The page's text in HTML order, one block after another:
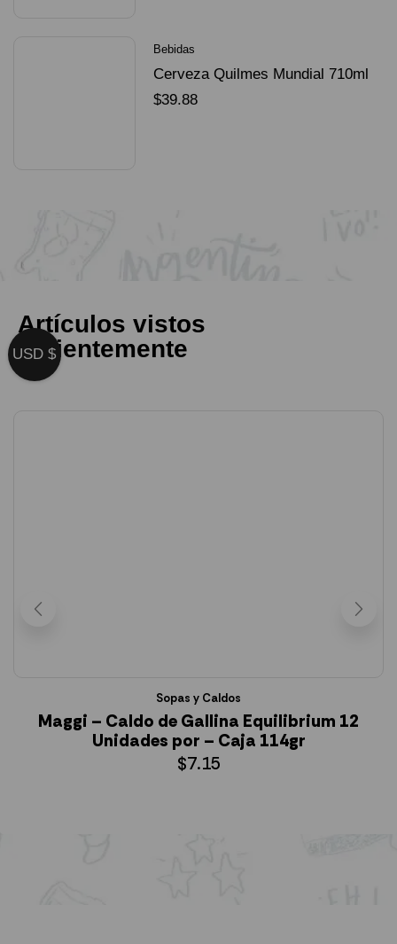
Bebidas
Cerveza Quilmes Mundial 710ml
packX4
$39.88
Artículos vistos
recientemente
Sopas y Caldos
Maggi – Caldo de Gallina Equilibrium 12
Unidades por – Caja 114gr
$7.15
USD $